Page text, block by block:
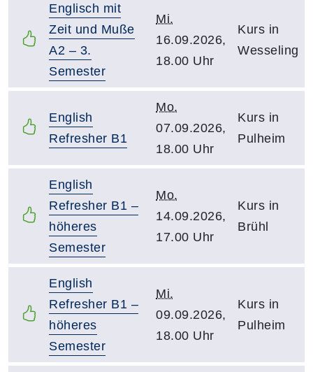
Englisch mit
Zeit und Muße
A2 – 3.
Semester
Mi.
16.09.2026,
18.00 Uhr
Kurs in
Wesseling
English
Refresher B1
Mo.
07.09.2026,
18.00 Uhr
Kurs in
Pulheim
English
Refresher B1 –
höheres
Semester
Mo.
14.09.2026,
17.00 Uhr
Kurs in
Brühl
English
Refresher B1 –
höheres
Semester
Mi.
09.09.2026,
18.00 Uhr
Kurs in
Pulheim